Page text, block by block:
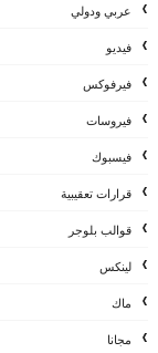
عربي ودولي
فيديو
فيرفوكس
فيروسات
فيسبوك
قرارات تعقيبية
قوالب بلوجر
لينكس
ماك
مجانا